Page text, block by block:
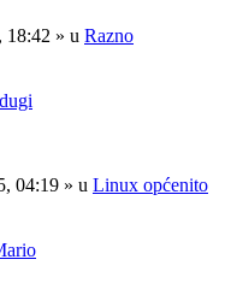
18:42 » u Razno
04:19 » u Linux općenito